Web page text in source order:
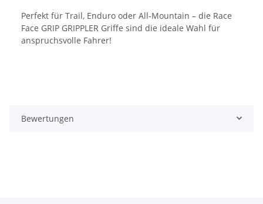
Perfekt für Trail, Enduro oder All-Mountain – die Race
Face GRIP GRIPPLER Griffe sind die ideale Wahl für
anspruchsvolle Fahrer!
Bewertungen